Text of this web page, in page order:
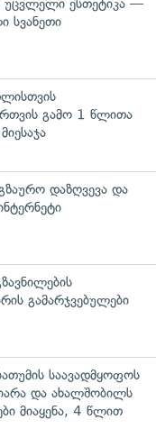
უცვლელი ესთეტიკა —
სვანეთი
გამო 1 წლითა
დაზღვევა და
გამარჯვებულები
საავადმყოფოს
და ახალშობილს
მიაყენა, 4 წლით